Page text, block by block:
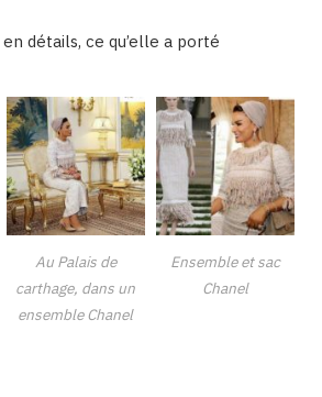
détails, ce qu’elle a porté
Au Palais de
carthage, dans un
ensemble Chanel
Ensemble et sac
Chanel